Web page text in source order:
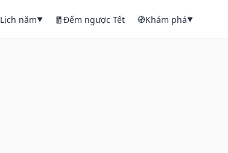
Lịch năm▼ 🧧Đếm ngược Tết 🧭Khám phá▼